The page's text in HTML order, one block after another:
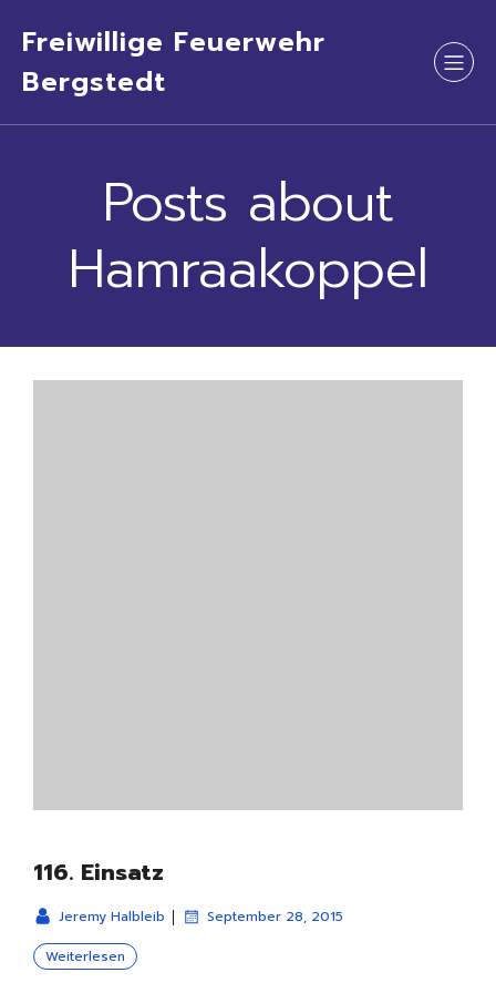
Freiwillige Feuerwehr
Bergstedt
Posts about
Hamraakoppel
116. Einsatz
Jeremy Halbleib | September 28, 2015
Weiterlesen